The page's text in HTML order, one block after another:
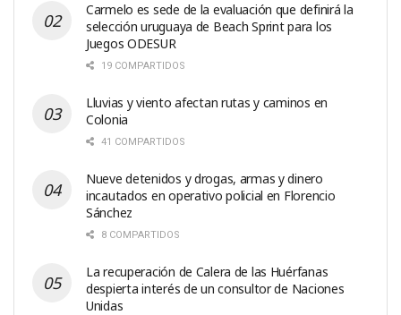
Carmelo es sede de la evaluación que definirá la
selección uruguaya de Beach Sprint para los
Juegos ODESUR
19 COMPARTIDOS
Lluvias y viento afectan rutas y caminos en
Colonia
41 COMPARTIDOS
Nueve detenidos y drogas, armas y dinero
incautados en operativo policial en Florencio
Sánchez
8 COMPARTIDOS
La recuperación de Calera de las Huérfanas
despierta interés de un consultor de Naciones
Unidas